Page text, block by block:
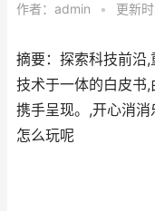
作者： admin • 更新
摘要：探索科技前
技术于一体的白皮书
携手呈现。,开心消
怎么玩呢